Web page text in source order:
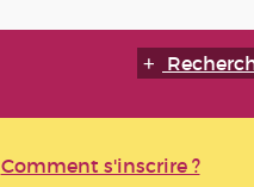
Comment s'inscrire ?